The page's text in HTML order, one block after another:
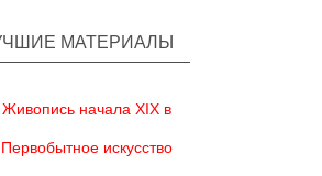
МАТЕРИАЛЫ
Живопись начала XIX в
Первобытное искусство